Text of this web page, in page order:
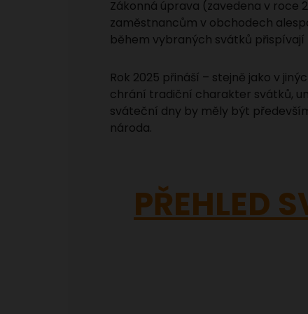
Zákonná úprava (zavedena v roce
zaměstnancům v obchodech
během vybraných svátků
Rok 2025 přináší – stejně jako v
chrání tradiční charakter svátků,
sváteční dny by měly být
národa.
PŘEHLED